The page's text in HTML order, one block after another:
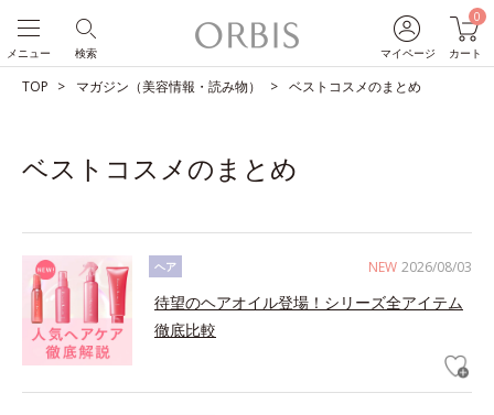
マイページ
0
カート
検索
メニュー
TOP マガジン（美容情報・読み物） ベストコスメのまとめ
ベストコスメのまとめ
NEW 2026/08/03
ヘア
待望のヘアオイル登場！シリーズ全アイテム
徹底比較